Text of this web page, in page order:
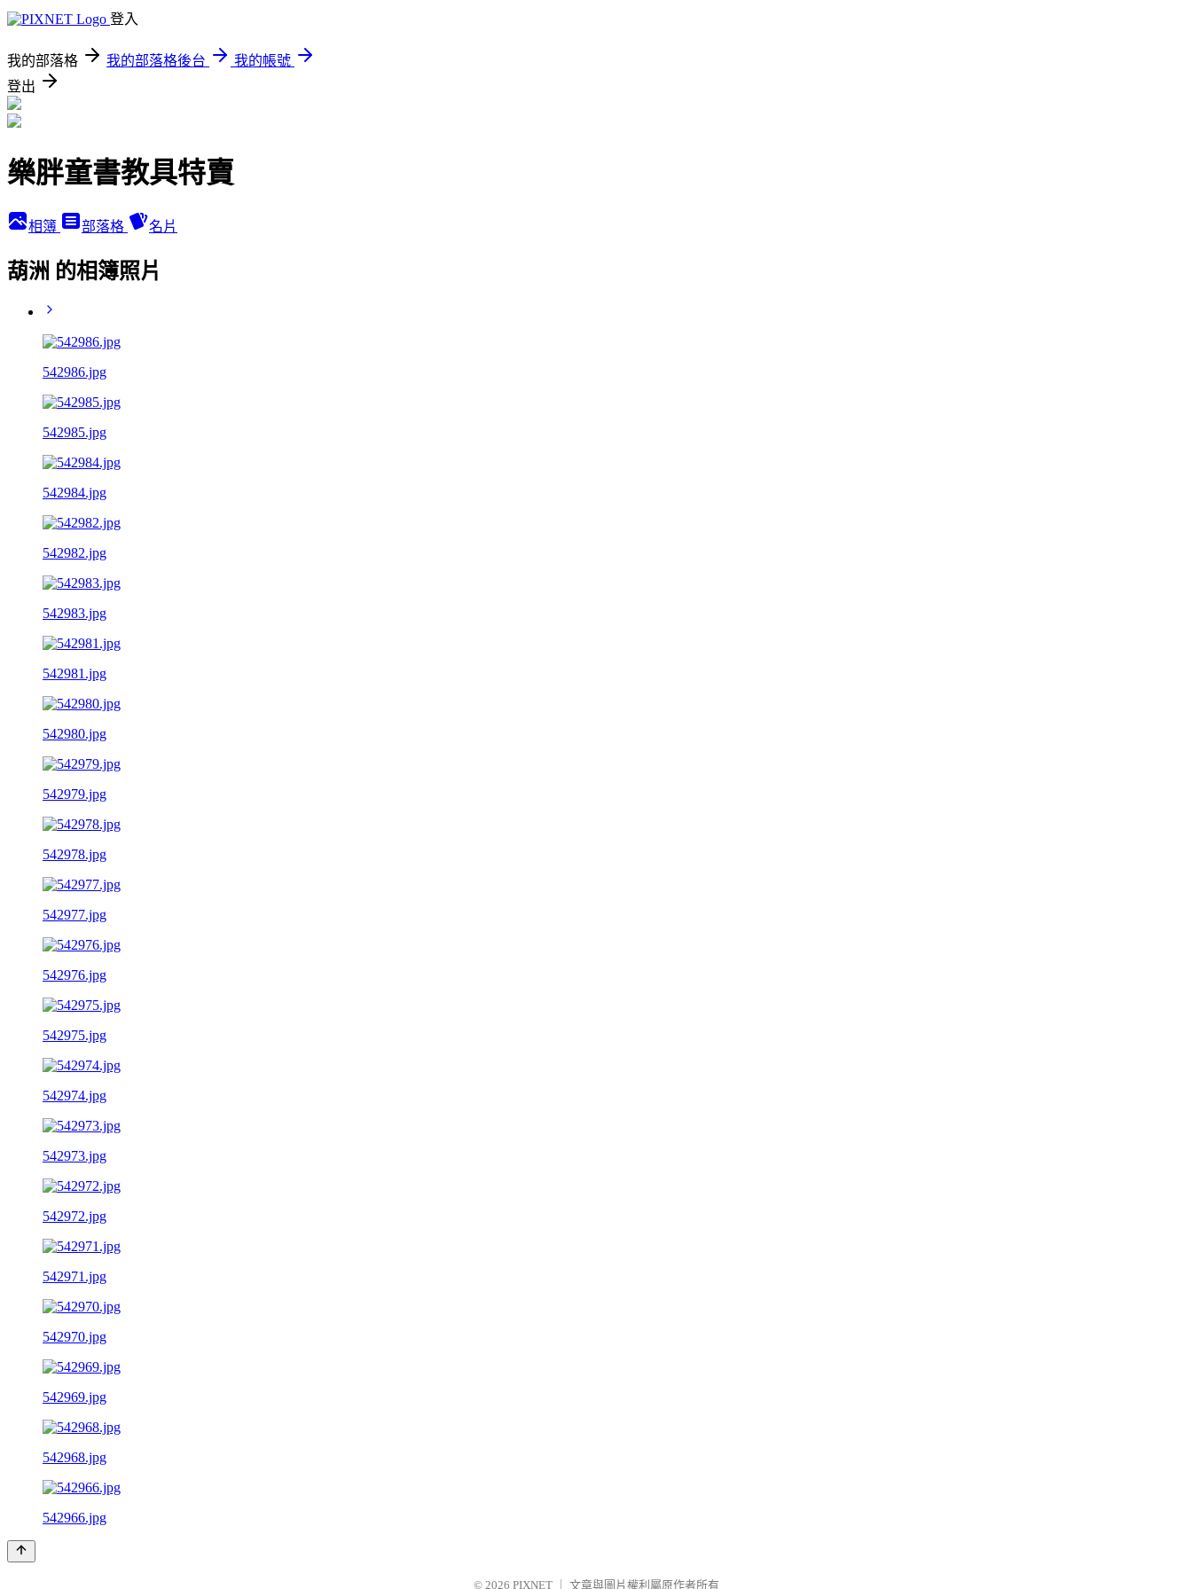
登入
我的部落格 我的部落格後台
我的帳號
登出
樂胖童書教具特賣
相簿 部落格 名片
葫洲 的相簿照片
542986.jpg
542985.jpg
542984.jpg
542982.jpg
542983.jpg
542981.jpg
542980.jpg
542979.jpg
542978.jpg
542977.jpg
542976.jpg
542975.jpg
542974.jpg
542973.jpg
542972.jpg
542971.jpg
542970.jpg
542969.jpg
542968.jpg
542966.jpg
© 2026 PIXNET 文章與圖片權利屬原作者所有